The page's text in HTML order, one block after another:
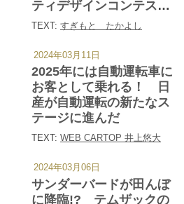
ティデザインコンテス
ト」に脱帽!!
TEXT: すぎもと たかよし
2025年には自動運転車に
お客として乗れる！ 日
産が自動運転の新たなス
テージに進んだ
TEXT: WEB CARTOP 井上悠大
2024年03月11日
サンダーバードが田んぼ
に降臨!? テムザックの
2024年03月06日